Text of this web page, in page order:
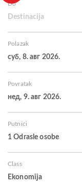
Do
Destinacija
Polazak
суб, 8. авг 2026.
Povratak
нед, 9. авг 2026.
Putnici
1 Odrasle osobe
Class
Ekonomija